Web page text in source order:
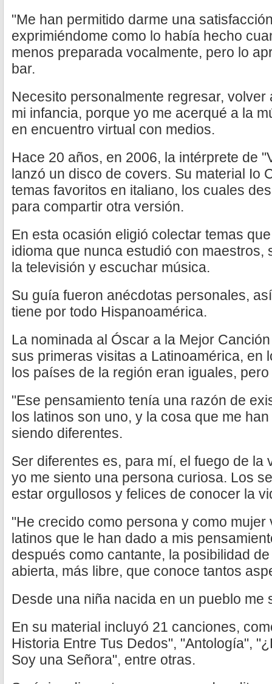
"Me han permitido darme una
exprimiéndome como lo había hecho
menos preparada vocalmente, pero lo
bar.
Necesito personalmente regresar,
mi infancia, porque yo me acerqué a la
en encuentro virtual con medios.
Hace 20 años, en 2006, la intérprete de
lanzó un disco de covers. Su material Io
temas favoritos en italiano, los cuales
para compartir otra versión.
En esta ocasión eligió colectar temas
idioma que nunca estudió con maestros,
la televisión y escuchar música.
Su guía fueron anécdotas personales,
tiene por todo Hispanoamérica.
La nominada al Óscar a la Mejor
sus primeras visitas a Latinoamérica, en
los países de la región eran iguales,
"Ese pensamiento tenía una razón de
los latinos son uno, y la cosa que me
siendo diferentes.
Ser diferentes es, para mí, el fuego de la
yo me siento una persona curiosa. Los
estar orgullosos y felices de conocer la
"He crecido como persona y como
latinos que le han dado a mis
después como cantante, la posibilidad
abierta, más libre, que conoce tantos
Desde una niña nacida en un pueblo me
En su material incluyó 21 canciones,
Historia Entre Tus Dedos", "Antología",
Soy una Señora", entre otras.